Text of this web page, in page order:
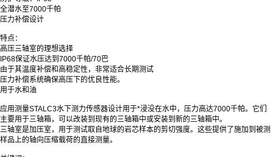
全潜水至7000千帕
压力补偿设计
特点：
高压三轴室的理想选择
IP68保证水压达到7000千帕/70巴
由于其温度补偿和高稳定性，非常适合长期测试
压力补偿系统确保高压下的优良性能。
用于水和油
应用测量STALC3水下测力传感器设计用于*浸没在水中，压力高达7000千帕。它们
主要用于三轴箱，可以改装到现有的三轴箱中或安装到新的三轴箱中。
三轴室是加压室，用于测试取自地球的岩芯样本的剪切强度。这些提供了施加到被测
样品上的轴向压缩载荷的直接测量。